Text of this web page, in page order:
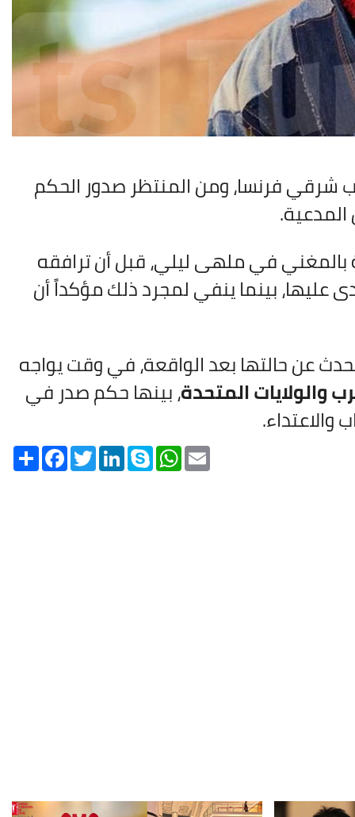
شرقي فرنسا، ومن المنتظر صدور الحكم
بالمغني في ملهى ليلي، قبل أن ترافقه
عليها، بينما ينفي لمجرد ذلك مؤكداً أن
عن حالتها بعد الواقعة، في وقت يواجه
والولايات المتحدة، بينها حكم صدر في
Share FacebookTwitterLinkedInSkype WhatsApp